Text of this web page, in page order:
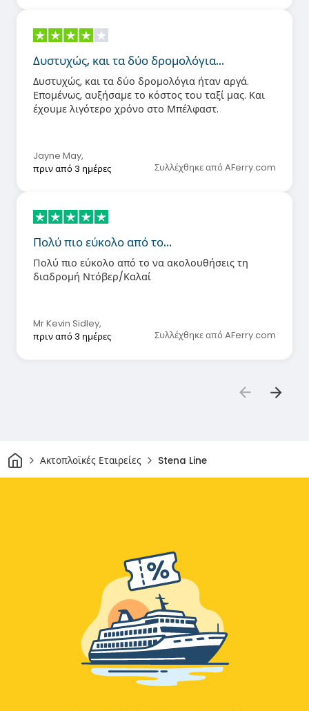
Δυστυχώς, και τα δύο δρομολόγια…
Δυστυχώς, και τα δύο δρομολόγια ήταν αργά.
Επομένως, αυξήσαμε το κόστος του ταξί μας. Και
έχουμε λιγότερο χρόνο στο Μπέλφαστ.
Jayne May,
πριν από 3 ημέρες
Συλλέχθηκε από AFerry.com
Πολύ πιο εύκολο από το…
Πολύ πιο εύκολο από το να ακολουθήσεις τη
διαδρομή Ντόβερ/Καλαί
Mr Kevin Sidley,
πριν από 3 ημέρες
Συλλέχθηκε από AFerry.com
ΣπίτιΑκτοπλοϊκές Εταιρείες Stena Line